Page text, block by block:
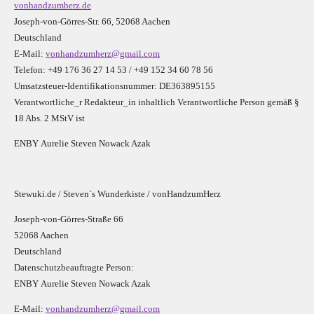
vonhandzumherz.de
Joseph-von-Görres-Str. 66, 52068 Aachen
Deutschland
E-Mail: vonhandzumherz@gmail.com
Telefon: +49 176 36 27 14 53 / +49 152 34 60 78 56
Umsatzsteuer-Identifikationsnummer: DE363895155
Verantwortliche_r Redakteur_in inhaltlich Verantwortliche Person gemäß §
18 Abs. 2 MStV ist
ENBY Aurelie Steven Nowack Azak
Stewuki.de / Steven`s Wunderkiste / vonHandzumHerz
Joseph-von-Görres-Straße 66
52068 Aachen
Deutschland
Datenschutzbeauftragte Person:
ENBY Aurelie Steven Nowack Azak
E-Mail: vonhandzumherz@gmail.com